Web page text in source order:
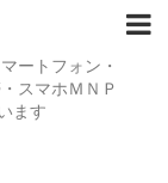
ートフォン・
スマホＭＮＰ
ます